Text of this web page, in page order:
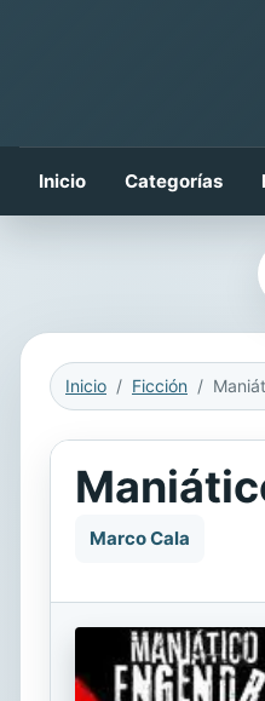
Inicio Categorías
Inicio Ficción
Marco Cala